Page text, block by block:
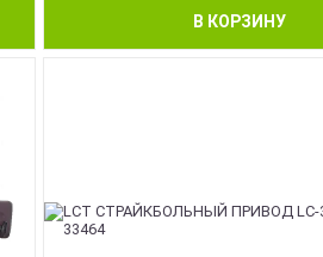
В КОРЗИНУ